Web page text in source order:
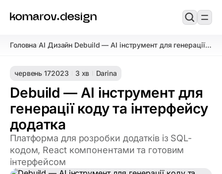
Головна/AI Дизайн/Debuild — AI інструмент для генерації
червень 172023 3 хв Darina
Debuild — AI інструмент для
генерації коду та інтерфейсу
додатка
Платформа для розробки додатків із SQL-
кодом, React компонентами та готовим
інтерфейсом